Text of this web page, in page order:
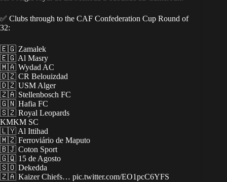
✅ Clubs through to the CAF Confederation Cup Round of
32:
🇪🇬 Zamalek
🇪🇬 Al Masry
🇲🇦 Wydad AC
🇩🇿 CR Belouizdad
🇩🇿 USM Alger
🇿🇦 Stellenbosch FC
🇬🇳 Hafia FC
🇸🇿 Royal Leopards
KMKM SC
🇱🇾 Al Ittihad
🇲🇿 Ferroviário de Maputo
🇧🇯 Coton Sport
🇬🇶 15 de Agosto
🇸🇴 Dekedda
🇿🇦 Kaizer Chiefs… pic.twitter.com/EO1pcC6YFS